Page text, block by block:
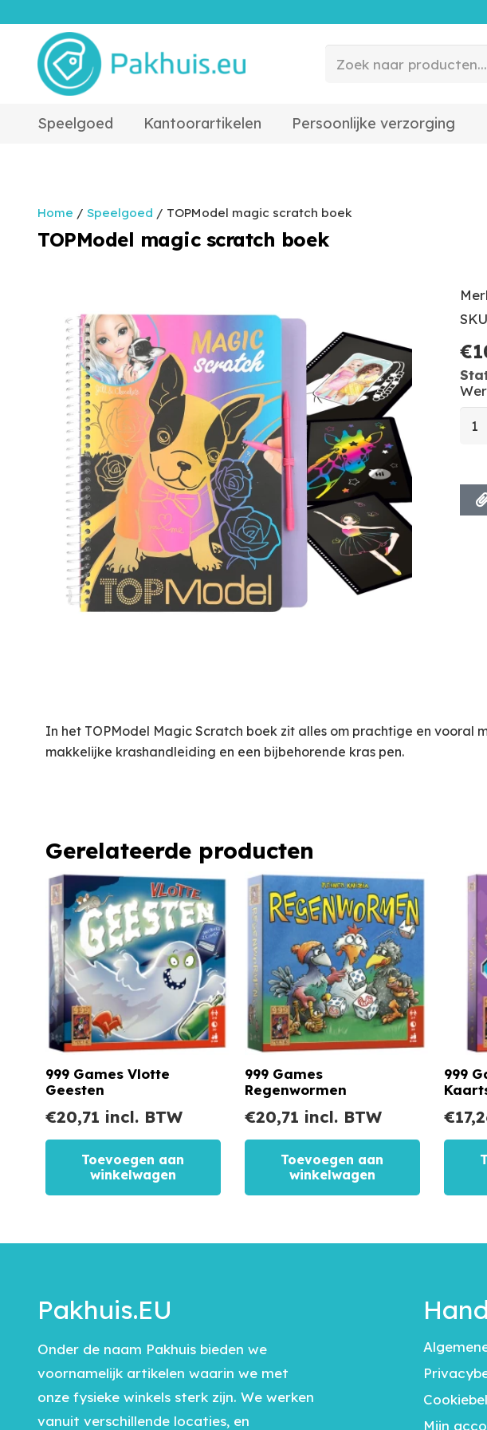
Speelgoed Kantoorartikelen Persoonlijke verzorging
Home / Speelgoed / TOPModel magic scratch boek
TOPModel magic scratch boek
€
In het TOPModel Magic Scratch boek zit alles om prachtige en vooral
makkelijke krashandleiding en een bijbehorende kras pen.
Gerelateerde producten
999 Games Vlotte
Geesten
€20,71 incl. BTW
Toevoegen aan
winkelwagen
999 Games
Regenwormen
€20,71 incl. BTW
Toevoegen aan
winkelwagen
999
€
Pakhuis.EU
Onder de naam Pakhuis bieden we
voornamelijk artikelen waarin we met
onze fysieke winkels sterk zijn. We werken
vanuit verschillende locaties, en
Mijn